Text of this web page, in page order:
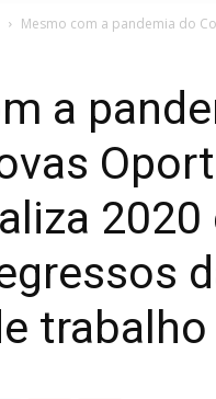
Mesmo com a pandemia do
a
trabalho